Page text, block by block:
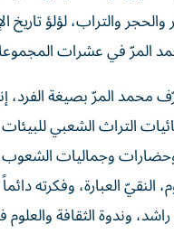
والتراب، لؤلؤ
المرّ في عشرات
محمد المرّ بصيغة الفرد،
التراث الشعبي للبيئات
وجماليات الشعوب
النقيّ العبارة، وفكرته
وندوة الثقافة